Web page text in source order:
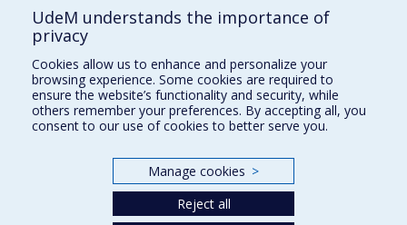
Comment soutenir l'École?
BESOIN D'AIDE?
Plan du site
Signaler une erreur
Accessibilité
Nos départements et écoles
UdeM understands the importance of
privacy
Cookies allow us to enhance and personalize your
browsing experience. Some cookies are required to
ensure the website’s functionality and security, while
others remember your preferences. By accepting all, you
consent to our use of cookies to better serve you.
Manage cookies >
Reject all